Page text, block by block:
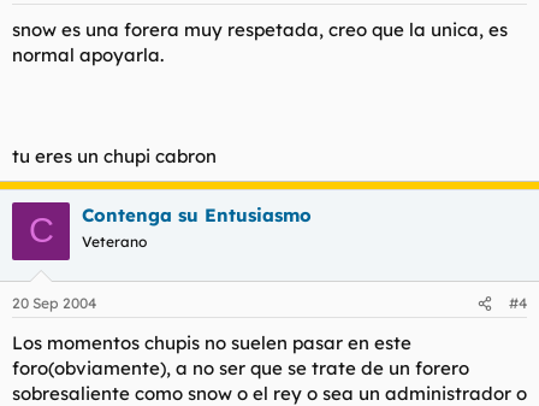
snow es una forera muy respetada, creo que la unica, es
normal apoyarla.
tu eres un chupi cabron
C Contenga su Entusiasmo
Veterano
20 Sep 2004 #4
Los momentos chupis no suelen pasar en este
foro(obviamente), a no ser que se trate de un forero
sobresaliente como snow o el rey o sea un administrador o